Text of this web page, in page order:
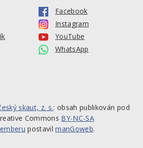
Facebook
Instagram
YouTube
WhatsApp
skaut, z. s.: obsah publikován pod
Commons BY-NC-SA
postavilmanGoweb.